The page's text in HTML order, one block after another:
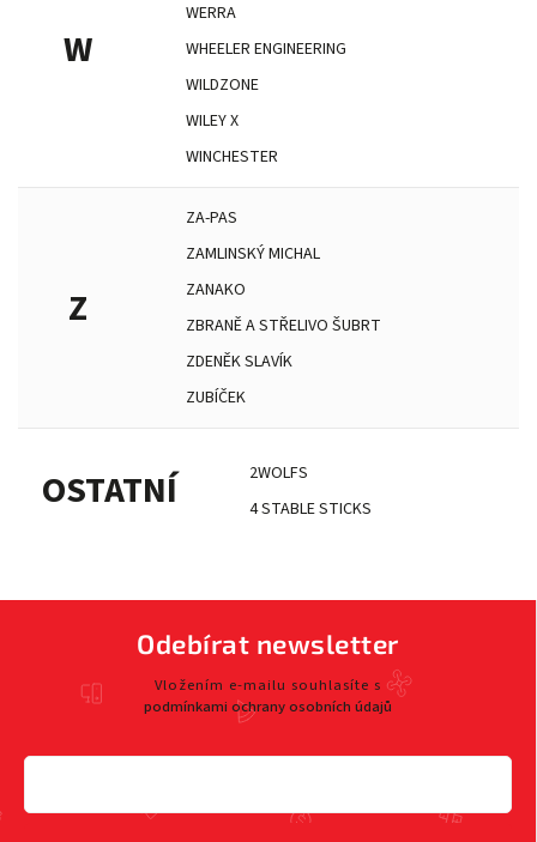
W
WERRA
WHEELER ENGINEERING
WILDZONE
WILEY X
WINCHESTER
Z
ZA-PAS
ZAMLINSKÝ MICHAL
ZANAKO
ZBRANĚ A STŘELIVO ŠUBRT
ZDENĚK SLAVÍK
ZUBÍČEK
OSTATNÍ
2WOLFS
4 STABLE STICKS
Odebírat newsletter
Vložením e-mailu souhlasíte s
podmínkami ochrany osobních údajů